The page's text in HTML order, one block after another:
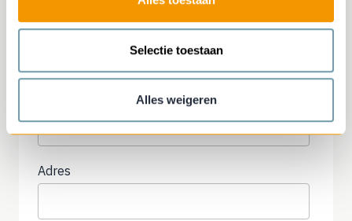
Selectie toestaan
Alles weigeren
Naam
Adres